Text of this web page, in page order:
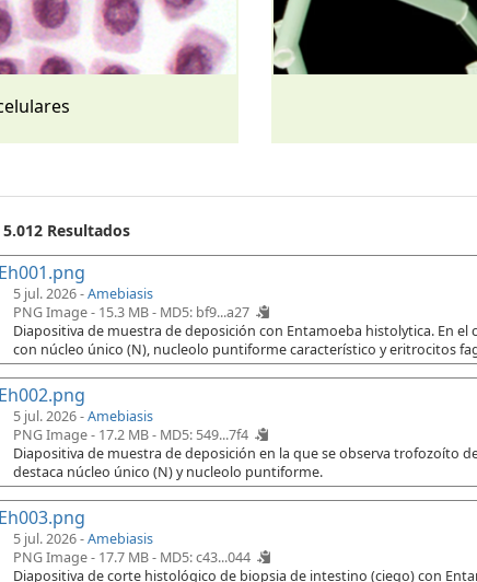
5.012 Resultados
5 jul. 2026 -Amebiasis
PNG Image - 15.3 MB - MD5: bf9...a27
Diapositiva de muestra de deposición con Entamoeba histolytica. En
con núcleo único (N), nucleolo puntiforme característico y eritrocitos
5 jul. 2026 -Amebiasis
PNG Image - 17.2 MB - MD5: 549...7f4
Diapositiva de muestra de deposición en la que se observa trofozoíto
destaca núcleo único (N) y nucleolo puntiforme.
5 jul. 2026 -Amebiasis
PNG Image - 17.7 MB - MD5: c43...044
Diapositiva de corte histológico de biopsia de intestino (ciego) con